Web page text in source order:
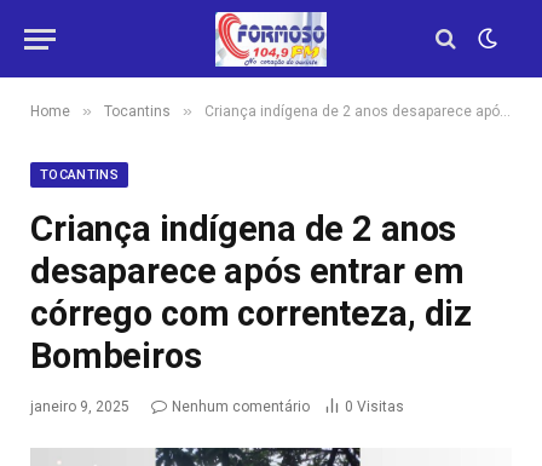
Home » Tocantins » Criança indígena de 2 anos desaparece após entrar em córrego com correnteza, diz Bombeiros
TOCANTINS
Criança indígena de 2 anos
desaparece após entrar em
córrego com correnteza, diz
Bombeiros
janeiro 9, 2025 Nenhum comentário 0 Visitas